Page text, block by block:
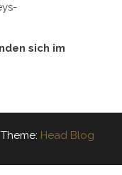
sich im
Theme: Head Blog